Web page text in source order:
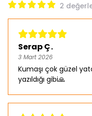
2
Serap Ç.
3 Mart 2026
Kumaşı çok güzel
yazıldığı gibi🙏